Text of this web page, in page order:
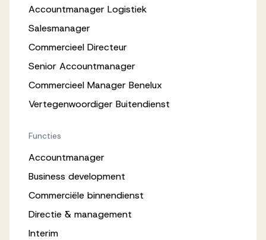
Accountmanager Logistiek
Salesmanager
Commercieel Directeur
Senior Accountmanager
Commercieel Manager Benelux
Vertegenwoordiger Buitendienst
Functies
Accountmanager
Business development
Commerciële binnendienst
Directie & management
Interim